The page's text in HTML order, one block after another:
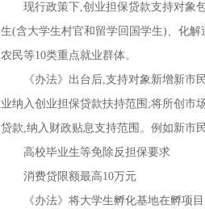
现行政策下,创业担保贷款支持对象包
生(含大学生村官和留学回国学生)、化
农民等10类重点就业群体。
《办法》出台后,支持对象新增新市民
业纳入创业担保贷款扶持范围;将所创市
贷款,纳入财政贴息支持范围。例如新市
高校毕业生等免除反担保要求
消费贷限额最高10万元
《办法》将大学生孵化基地在孵项目